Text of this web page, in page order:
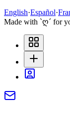
English·Español·
Made with `ღ´ for